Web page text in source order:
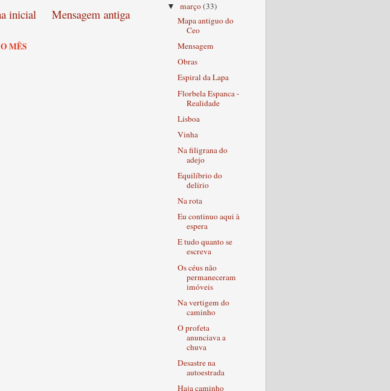
Mensagem antiga
inicial
MÊS
▼março(33)
Mapa antiguo do
Ceo
Mensagem
Obras
Espiral da Lapa
Florbela Espanca -
Realidade
Lisboa
Vinha
Na filigrana do
adejo
Equilíbrio do
delírio
Na rota
Eu continuo aqui à
espera
E tudo quanto se
escreva
Os céus não
permaneceram
imóveis
Na vertigem do
caminho
O profeta
anunciava a
chuva
Desastre na
autoestrada
Haja caminho